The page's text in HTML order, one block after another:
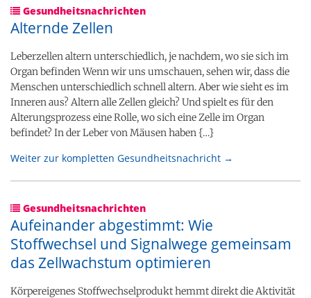
Gesundheitsnachrichten
Alternde Zellen
Leberzellen altern unterschiedlich, je nachdem, wo sie sich im
Organ befinden Wenn wir uns umschauen, sehen wir, dass die
Menschen unterschiedlich schnell altern. Aber wie sieht es im
Inneren aus? Altern alle Zellen gleich? Und spielt es für den
Alterungsprozess eine Rolle, wo sich eine Zelle im Organ
befindet? In der Leber von Mäusen haben {…}
Weiter zur kompletten Gesundheitsnachricht →
Gesundheitsnachrichten
Aufeinander abgestimmt: Wie
Stoffwechsel und Signalwege gemeinsam
das Zellwachstum optimieren
Körpereigenes Stoffwechselprodukt hemmt direkt die Aktivität